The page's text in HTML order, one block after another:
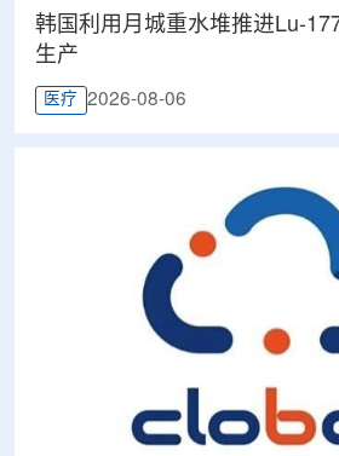
韩国利用月城重水堆推进Lu-
生产
医疗 2026-08-06